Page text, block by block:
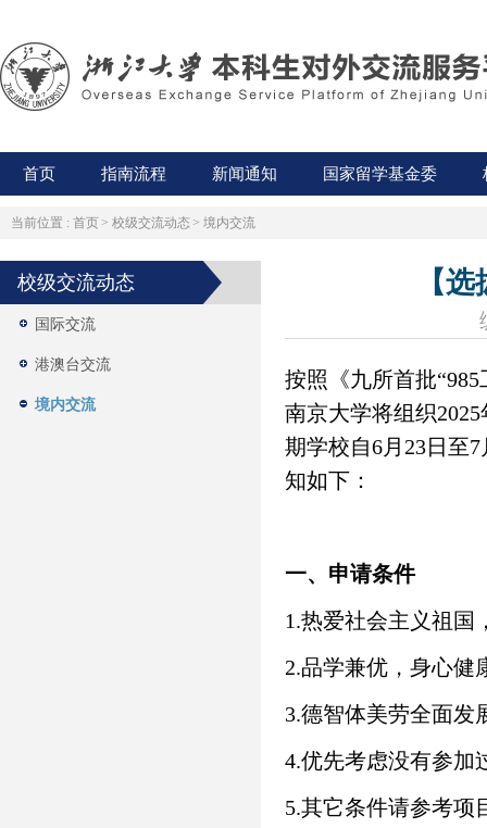
首页 指南流程 新闻通知 国家留学基金委
当前位置 : 首页 > 校级交流动态 > 境内交流
校级交流动态
国际交流
港澳台交流
境内交流
【
按照《九所首批
南京大学将组织
期学校自6月23日至
知如下：
一、申请条件
1.热爱社会主义祖国
2.品学兼优，身心健
3.德智体美劳全面发
4.优先考虑没有参加
5.其它条件请参考项